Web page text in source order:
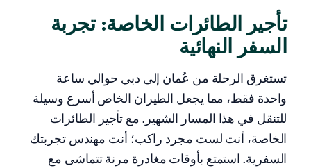
تأجير الطائرات الخاصة: تجربة
السفر النهائية
تستغرق الرحلة من عُمان إلى دبي حوالي ساعة
واحدة فقط، مما يجعل الطيران الخاص أسرع وسيلة
للتنقل في هذا المسار الشهير. مع تأجير الطائرات
الخاصة، أنت لست مجرد راكب؛ أنت مهندس تجربتك
السفرية. استمتع بأوقات مغادرة مرنة تتماشى مع